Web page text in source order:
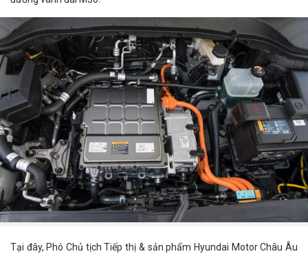
Tại đây, Phó Chủ tịch Tiếp thị & sản phẩm Hyundai Motor Châu Âu